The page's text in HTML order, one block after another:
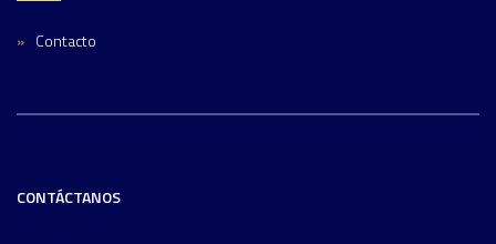
Contacto
CONTÁCTANOS